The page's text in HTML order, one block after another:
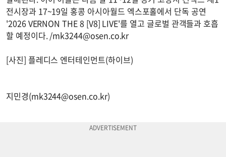
전시장과 17~19일 홍콩 아시아월드 엑스포홀에서 단독 공연
'2026 VERNON THE 8 [V8] LIVE'를 열고 글로벌 관객들과 호흡
할 예정이다. /mk3244@osen.co.kr
[사진] 플레디스 엔터테인먼트(하이브)
지민경(mk3244@osen.co.kr)